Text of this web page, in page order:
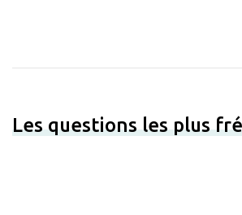
Les questions les plus